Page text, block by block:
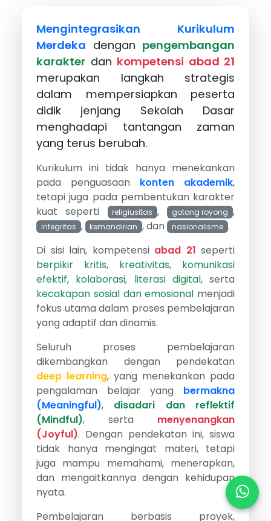
Mengintegrasikan Kurikulum
Merdeka dengan pengembangan
karakter dan kompetensi abad 21
merupakan langkah strategis
dalam mempersiapkan peserta
didik jenjang Sekolah Dasar
menghadapi tantangan zaman
yang terus berubah.
Kurikulum ini tidak hanya menekankan
pada penguasaan konten akademik,
tetapi juga pada pembentukan karakter
kuat seperti
religiusitas , gotong royong ,
integritas , kemandirian , dan nasionalisme .
Di sisi lain, kompetensi abad 21 seperti
berpikir kritis, kreativitas, komunikasi
efektif, kolaborasi, literasi digital, serta
kecakapan sosial dan emosional menjadi
fokus utama dalam proses pembelajaran
yang adaptif dan dinamis.
Seluruh proses pembelajaran
dikembangkan dengan pendekatan
deep learning, yang menekankan pada
pengalaman belajar yang bermakna
(Meaningful), disadari dan reflektif
(Mindful), serta menyenangkan
(Joyful). Dengan pendekatan ini, siswa
tidak hanya mengingat materi, tetapi
juga mampu memahami, menerapkan,
dan mengaitkannya dengan kehidupan
nyata.
Pembelajaran berbasis proyek,